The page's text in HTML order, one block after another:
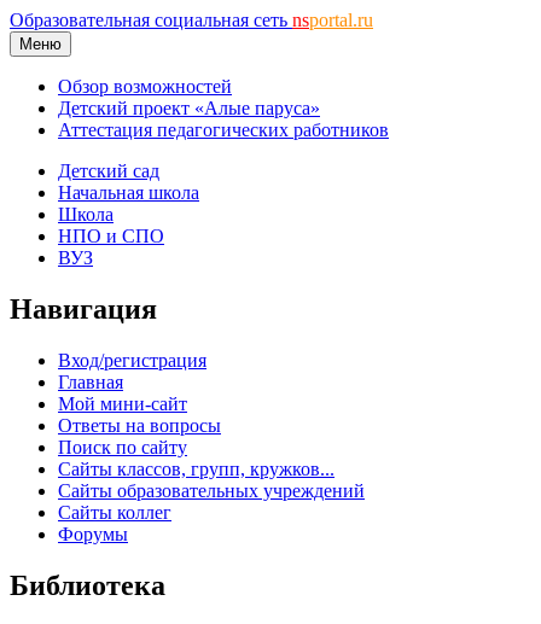
Образовательная социальная сеть nsportal.ru
Меню
Обзор возможностей
Детский проект «Алые паруса»
Аттестация педагогических работников
Детский сад
Начальная школа
Школа
НПО и СПО
ВУЗ
Навигация
Вход/регистрация
Главная
Мой мини-сайт
Ответы на вопросы
Поиск по сайту
Сайты классов, групп, кружков...
Сайты образовательных учреждений
Сайты коллег
Форумы
Библиотека